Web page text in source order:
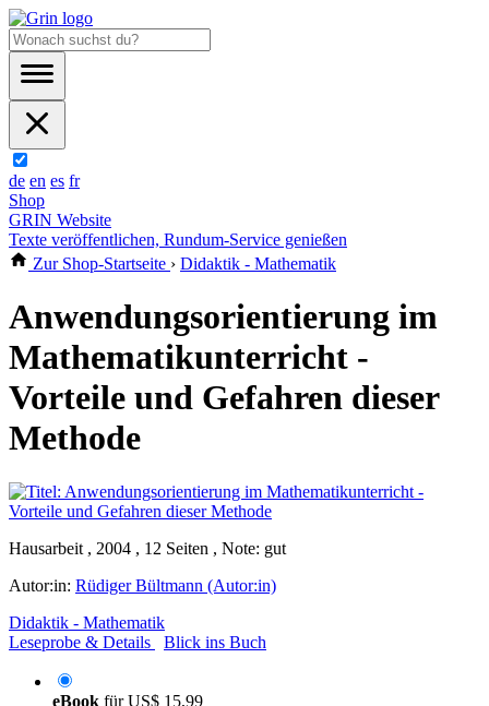
de en es fr
Shop
GRIN Website
Texte veröffentlichen, Rundum-Service genießen
Zur Shop-Startseite › Didaktik - Mathematik
Anwendungsorientierung im
Mathematikunterricht -
Vorteile und Gefahren dieser
Methode
Hausarbeit , 2004 , 12 Seiten , Note: gut
Autor:in: Rüdiger Bültmann (Autor:in)
Didaktik - Mathematik
Leseprobe & Details
Blick ins Buch
eBook fürUS$ 15,99